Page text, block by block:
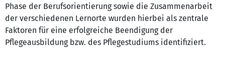
Phase der Berufsorientierung sowie die Zusammenarbeit
der verschiedenen Lernorte wurden hierbei als zentrale
Faktoren für eine erfolgreiche Beendigung der
Pflegeausbildung bzw. des Pflegestudiums identifiziert.